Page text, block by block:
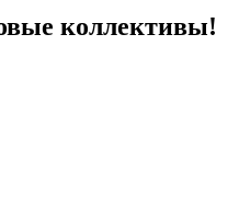
коллективы!